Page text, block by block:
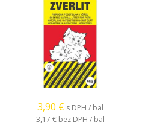
3,90 € s DPH / bal
3,17 € bez DPH / bal